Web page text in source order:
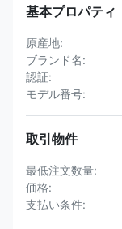
基本プロパティ
原産地:
ブランド名:
認証:
モデル番号:
取引物件
最低注文数量:
価格:
支払い条件: